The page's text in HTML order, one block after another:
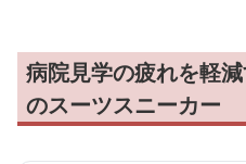
病院見学の疲れを軽
のスーツスニーカー